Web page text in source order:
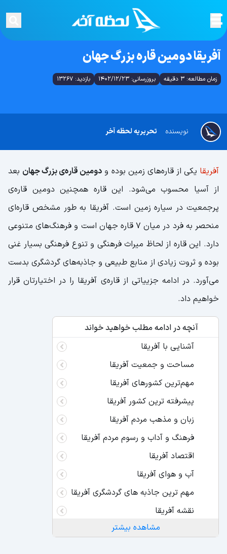
آفریقا دومین قاره بزرگ جهان
زمان مطالعه: 3 دقیقه بروزرسانی: 1402/12/23 بازدید: 13267
تحریریه لحظه آخر نویسنده
آفریقا یکی از قاره‌های زمین بوده و دومین قاره‌ی بزرگ جهان بعد
از آسیا محسوب می‌شود. این قاره همچنین دومین قاره‌ی
پرجمعیت در سیاره زمین است. آفریقا به طور مشخص قاره‌ای
منحصر به فرد در میان 7 قاره جهان است و فرهنگ‌های متنوعی
دارد. این قاره از لحاظ میراث فرهنگی و تنوع فرهنگی بسیار غنی
بوده و ثروت زیادی از منابع طبیعی و جاذبه‌های گردشگری بدست
می‌آورد. در ادامه جزییاتی از قاره‌ی آفریقا را در اختیارتان قرار
خواهیم داد.
آنچه در ادامه مطلب خواهید خواند
آشنایی با آفریقا
مساحت و جمعیت آفریقا
مهم‌ترین کشورهای آفریقا
پیشرفته ترین کشور آفریقا
زبان و مذهب مردم آفریقا
فرهنگ و آداب و رسوم مردم آفریقا
اقتصاد آفریقا
آب و هوای آفریقا
مهم ترین جاذبه های گردشگری آفریقا
نقشه آفریقا
مشاهده بیشتر